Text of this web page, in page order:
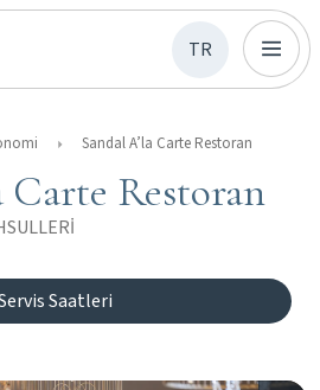
TR
Sandal A’la Carte Restoran
Carte Restoran
Saatleri